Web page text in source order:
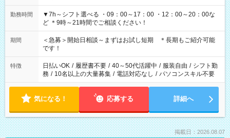
勤務時間
▼7h～シフト選べる ・09：00～17：00 ・12：00～20：00な
ど ＊9時～21時間でご相談ください！
期間
＜急募＞開始日相談～まずはお試し短期 ＊長期もご紹介可能
です！
特徴 日払いOK / 履歴書不要 / 40～50代活躍中 / 服装自由 / シフト勤
務 / 10名以上の大量募集 / 電話対応なし / パソコンスキル不要
気になる！ 応募する 詳細へ
掲載日：2026.08.07